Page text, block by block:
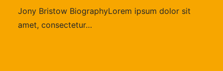
Jony Bristow BiographyLorem ipsum dolor sit
amet, consectetur…